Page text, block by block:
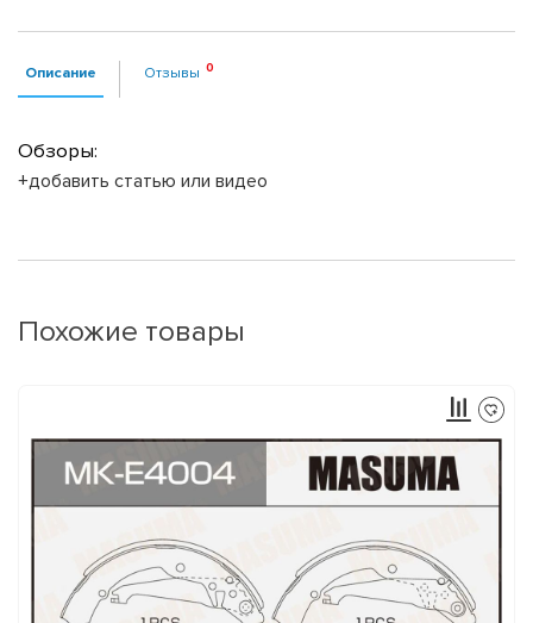
Описание Отзывы
Обзоры:
+добавить статью или видео
Похожие товары